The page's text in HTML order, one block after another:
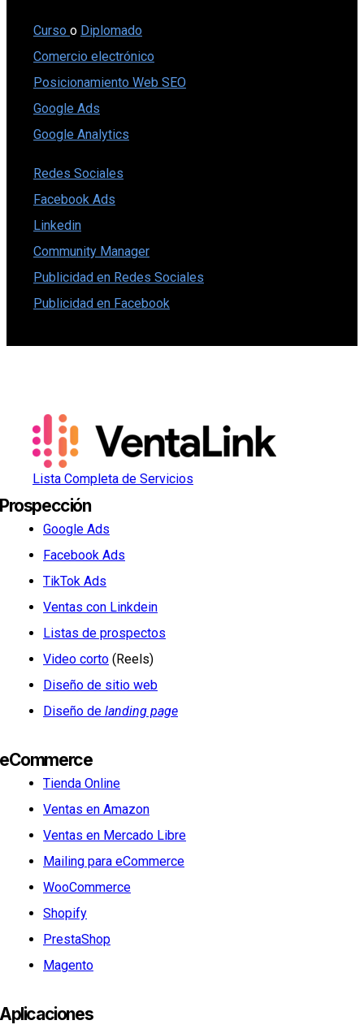
Curso o Diplomado
Comercio electrónico
Posicionamiento Web SEO
Google Ads
Google Analytics
Redes Sociales
Facebook Ads
Linkedin
Community Manager
Publicidad en Redes Sociales
Publicidad en Facebook
Lista Completa de Servicios
Prospección
Google Ads
Facebook Ads
TikTok Ads
Ventas con Linkdein
Listas de prospectos
Video corto (Reels)
Diseño de sitio web
Diseño de landing page
eCommerce
Tienda Online
Ventas en Amazon
Ventas en Mercado Libre
Mailing para eCommerce
WooCommerce
Shopify
PrestaShop
Magento
Aplicaciones